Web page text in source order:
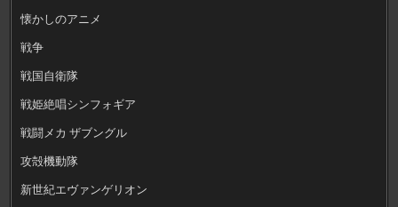
懐かしのアニメ
戦争
戦国自衛隊
戦姫絶唱シンフォギア
戦闘メカ ザブングル
攻殻機動隊
新世紀エヴァンゲリオン